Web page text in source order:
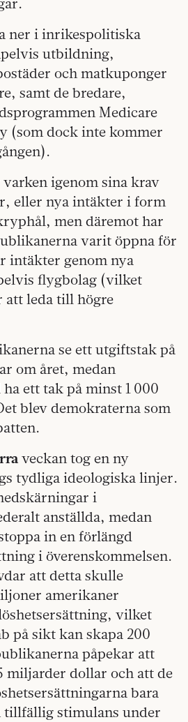
ner i inrikespolitiska
utbildning,
och matkuponger
samt de bredare,
Medicare
(som dock inte kommer
igenom sina krav
eller nya intäkter i form
men däremot har
varit öppna för
intäkter genom nya
flygbolag (vilket
att leda till högre
se ett utgiftstak på
om året, medan
ett tak på minst 1 000
blev demokraterna som
veckan tog en ny
tydliga ideologiska linjer.
i
anställda, medan
in en förlängd
i överenskommelsen.
att detta skulle
amerikaner
vilket
på sikt kan skapa 200
påpekar att
miljarder dollar och att de
bara
tillfällig stimulans under